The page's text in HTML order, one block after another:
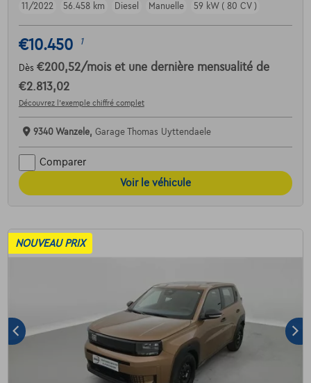
11/2022
56.458 km Diesel Manuelle 59 kW ( 80 CV )
€10.450 1
Dès €200,52/mois et une dernière mensualité de
€2.813,02
Découvrez l’exemple chiffré complet
9340 Wanzele, Garage Thomas Uyttendaele
Comparer
Voir le véhicule
NOUVEAU PRIX